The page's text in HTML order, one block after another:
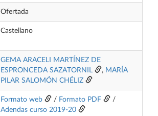
Ofertada
Castellano
GEMA ARACELI MARTÍNEZ DE
ESPRONCEDA SAZATORNIL
, MARÍA
PILAR SALOMÓN CHÉLIZ
Formato web / Formato PDF
/
Adendas curso 2019-20